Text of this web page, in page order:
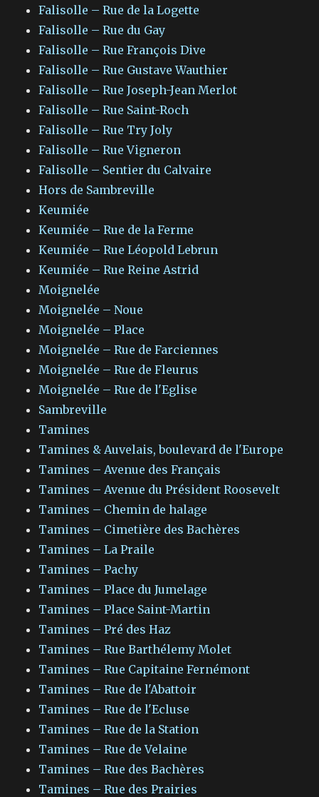
Falisolle – Rue de la Logette
Falisolle – Rue du Gay
Falisolle – Rue François Dive
Falisolle – Rue Gustave Wauthier
Falisolle – Rue Joseph-Jean Merlot
Falisolle – Rue Saint-Roch
Falisolle – Rue Try Joly
Falisolle – Rue Vigneron
Falisolle – Sentier du Calvaire
Hors de Sambreville
Keumiée
Keumiée – Rue de la Ferme
Keumiée – Rue Léopold Lebrun
Keumiée – Rue Reine Astrid
Moignelée
Moignelée – Noue
Moignelée – Place
Moignelée – Rue de Farciennes
Moignelée – Rue de Fleurus
Moignelée – Rue de l'Eglise
Sambreville
Tamines
Tamines & Auvelais, boulevard de l'Europe
Tamines – Avenue des Français
Tamines – Avenue du Président Roosevelt
Tamines – Chemin de halage
Tamines – Cimetière des Bachères
Tamines – La Praile
Tamines – Pachy
Tamines – Place du Jumelage
Tamines – Place Saint-Martin
Tamines – Pré des Haz
Tamines – Rue Barthélemy Molet
Tamines – Rue Capitaine Fernémont
Tamines – Rue de l'Abattoir
Tamines – Rue de l'Ecluse
Tamines – Rue de la Station
Tamines – Rue de Velaine
Tamines – Rue des Bachères
Tamines – Rue des Prairies